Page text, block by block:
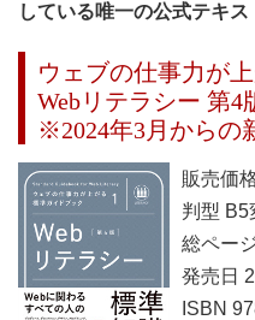
している唯一の公式テキス
ウェブの仕事力が
Webリテラシー 第4
※2024年3月からの
販売価
判型 B5
総ペー
発売日
ISBN